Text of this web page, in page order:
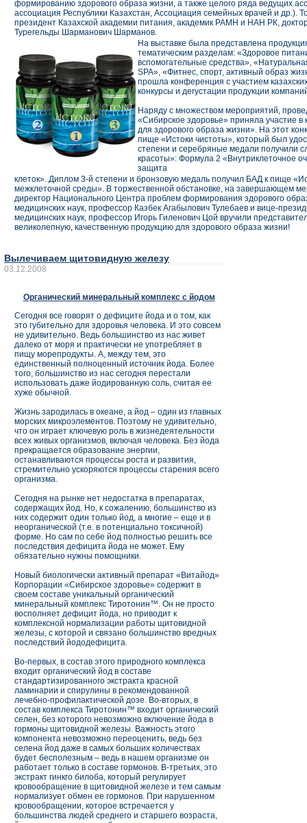
формированию здорового образа жизни, а также целого ряда ведущих
ассоциация Республики Казахстан, Ассоциация семейных врачей и др.).
президент Казахской академии питания, академик РАМН и НАН РК,
Турегельды Шарманович Шарманов.
На выставке была представлена
тематическим разделам: «Здоровое
вспомогательные средства»,
SPA», «Фитнес, спорт, активный образ
прошла конференция с участием
конкурсы и дегустации продукции
Наряду с множеством мероприятий,
«Сибирское здоровье» приняла участие
для здорового образа жизни». На этот
пище «Истоки чистоты», который был
степени и серебряные медали получили
красоты»: Формула 2 «Внутриклеточное
защита
клеток». Диплом 3-й степени и бронзовую медаль получил БАД к пище
межклеточной среды». В торжественной обстановке, на завершающем
директор Национального Центра проблем формирования здорового
медицинских наук, профессор Казбек Агабылович Тулебаев и вице-
медицинских наук, профессор Игорь Гиленович Цой вручили
великолепную, качественную продукцию для здорового образа жизни!
Вылечиваем щитовидную железу
03.12.2008
Органический минеральный комплекс с йодом
Сегодня все говорят о дефиците йода и о том, как
это губительно для здоровья человека. И это совсем
не удивительно. Ведь большинство из нас живет
далеко от моря и практически не употребляет в
пищу морепродукты. А, между тем, это
единственный полноценный источник йода. Более
того, большинство из нас сегодня перестали
использовать даже йодированную соль, считая ее
хуже обычной.
Жизнь зародилась в океане, а йод – один из главных
морских микроэлементов. Поэтому не удивительно,
что он играет ключевую роль в жизнедеятельности
всех живых организмов, включая человека. Без йода
прекращается образование энергии,
останавливаются процессы роста и развития,
стремительно ускоряются процессы старения всего
организма.
Сегодня на рынке нет недостатка в препаратах,
содержащих йод. Но, к сожалению, большинство из
них содержит один только йод, а многие – еще и в
неорганической (т.е. в потенциально токсичной)
форме. Но сам по себе йод полностью решить все
последствия дефицита йода не может. Ему
обязательно нужны помощники.
Новый биологически активный препарат «Витайод»
Корпорации «Сибирское здоровье» содержит в
своем составе уникальный органический
минеральный комплекс Тиротонин™. Он не просто
восполняет дефицит йода, но приводит к
комплексной нормализации работы щитовидной
железы, с которой и связано большинство вредных
последствий йододефицита.
Во-первых, в состав этого природного комплекса
входит органический йод в составе
стандартизированного экстракта красной
ламинарии и спирулины в рекомендованной
лечебно-профилактической дозе. Во-вторых, в
состав комплекса Тиротонин™ входит органический
селен, без которого невозможно включение йода в
гормоны щитовидной железы. Важность этого
компонента невозможно переоценить, ведь без
селена йод даже в самых больших количествах
будет бесполезным – ведь в нашем организме он
работает только в составе гормонов. В-третьих, это
экстракт гинкго билоба, который регулирует
кровообращение в щитовидной железе и тем самым
нормализует обмен ее гормонов. При нарушенном
кровообращении, которое встречается у
большинства людей среднего и старшего возраста,